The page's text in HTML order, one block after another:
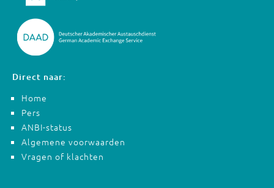
Direct naar:
Home
Pers
ANBI-status
Algemene voorwaarden
Vragen of klachten